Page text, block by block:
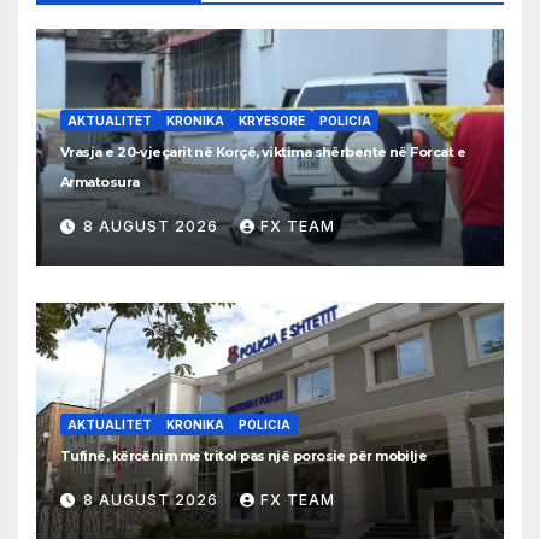
AKTUALITET KRONIKA KRYESORE POLICIA
Vrasja e 20-vjeçarit në Korçë, viktima shërbente në Forcat e
Armatosura
8 AUGUST 2026 FX TEAM
AKTUALITET KRONIKA POLICIA
Tufinë, kërcënim me tritol pas një porosie për mobilje
8 AUGUST 2026 FX TEAM